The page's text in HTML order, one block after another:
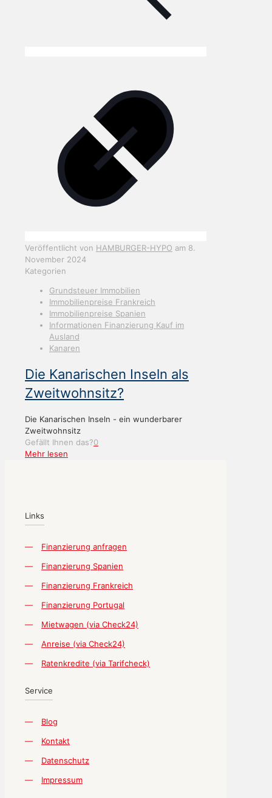
Veröffentlicht von HAMBURGER-HYPO am 8.
November 2024
Kategorien
Grundsteuer Immobilien
Immobilienpreise Frankreich
Immobilienpreise Spanien
Informationen Finanzierung Kauf im
Ausland
Kanaren
Die Kanarischen Inseln als
Zweitwohnsitz?
Die Kanarischen Inseln - ein wunderbarer
Zweitwohnsitz
Gefällt Ihnen das?0
Mehr lesen
Links
—
Finanzierung anfragen
—
Finanzierung Spanien
—
Finanzierung Frankreich
—
Finanzierung Portugal
—
Mietwagen (via Check24)
—
Anreise (via Check24)
—
Ratenkredite (via Tarifcheck)
Service
—
Blog
—
Kontakt
—
Datenschutz
—
Impressum